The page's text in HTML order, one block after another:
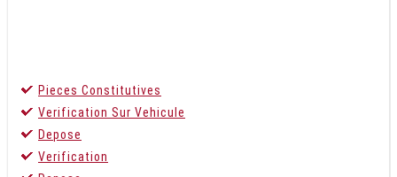
Pieces Constitutives
Verification Sur Vehicule
Depose
Verification